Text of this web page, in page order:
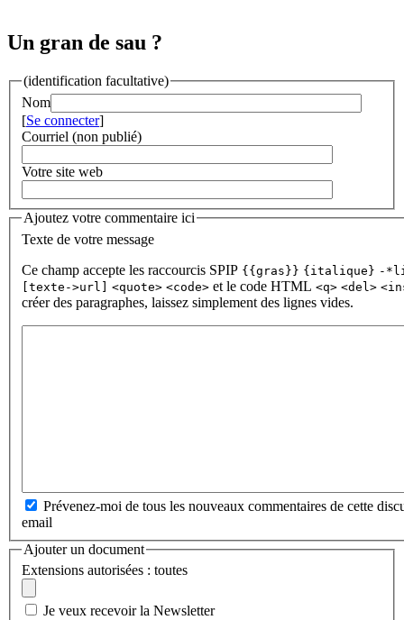
Un gran de sau ?
(identification facultative)
Nom
[Se connecter]
Courriel (non publié)
Votre site web
Ajoutez votre commentaire ici
Texte de votre message
Ce champ accepte les raccourcis SPIP {{gras}} {italique} -
[texte->url] <quote> <code> et le code HTML <q> <del>
créer des paragraphes, laissez simplement des lignes vides.
Prévenez-moi de tous les nouveaux commentaires de cette
email
Ajouter un document
Extensions autorisées : toutes
Je veux recevoir la Newsletter